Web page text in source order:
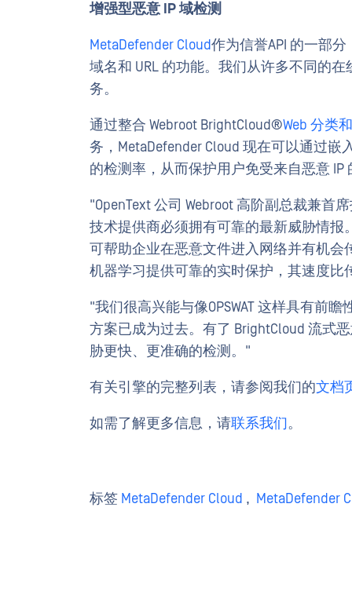
增强型恶意 IP 域检测
MetaDefender Cloud作为信誉API 的一部
域名和 URL 的功能。我们从许多不同的
务。
通过整合 Webroot BrightCloud®Web 分类
务，MetaDefender Cloud 现在可以通过
的检测率，从而保护用户免受来自恶意 IP
"OpenText 公司 Webroot 高阶副总裁兼首
技术提供商必须拥有可靠的最新威胁情报
可帮助企业在恶意文件进入网络并有机
机器学习提供可靠的实时保护，其速度
"我们很高兴能与像OPSWAT 这样具有前
方案已成为过去。有了 BrightCloud 流式
胁更快、更准确的检测。"
有关引擎的完整列表，请参阅我们的文档
如需了解更多信息，请联系我们。
标签 MetaDefender Cloud , MetaDefender